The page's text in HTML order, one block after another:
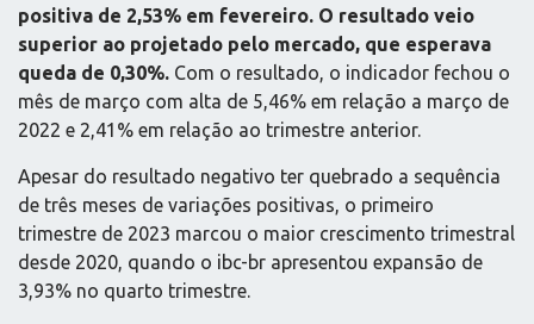
positiva de 2,53% em fevereiro. O resultado veio
superior ao projetado pelo mercado, que esperava
queda de 0,30%. Com o resultado, o indicador fechou o
mês de março com alta de 5,46% em relação a março de
2022 e 2,41% em relação ao trimestre anterior.
Apesar do resultado negativo ter quebrado a sequência
de três meses de variações positivas, o primeiro
trimestre de 2023 marcou o maior crescimento trimestral
desde 2020, quando o ibc-br apresentou expansão de
3,93% no quarto trimestre.